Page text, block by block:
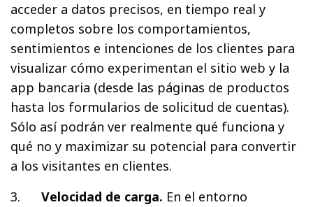
acceder a datos precisos, en tiempo real y
completos sobre los comportamientos,
sentimientos e intenciones de los clientes para
visualizar cómo experimentan el sitio web y la
app bancaria (desde las páginas de productos
hasta los formularios de solicitud de cuentas).
Sólo así podrán ver realmente qué funciona y
qué no y maximizar su potencial para convertir
a los visitantes en clientes.
3.Velocidad de carga. En el entorno